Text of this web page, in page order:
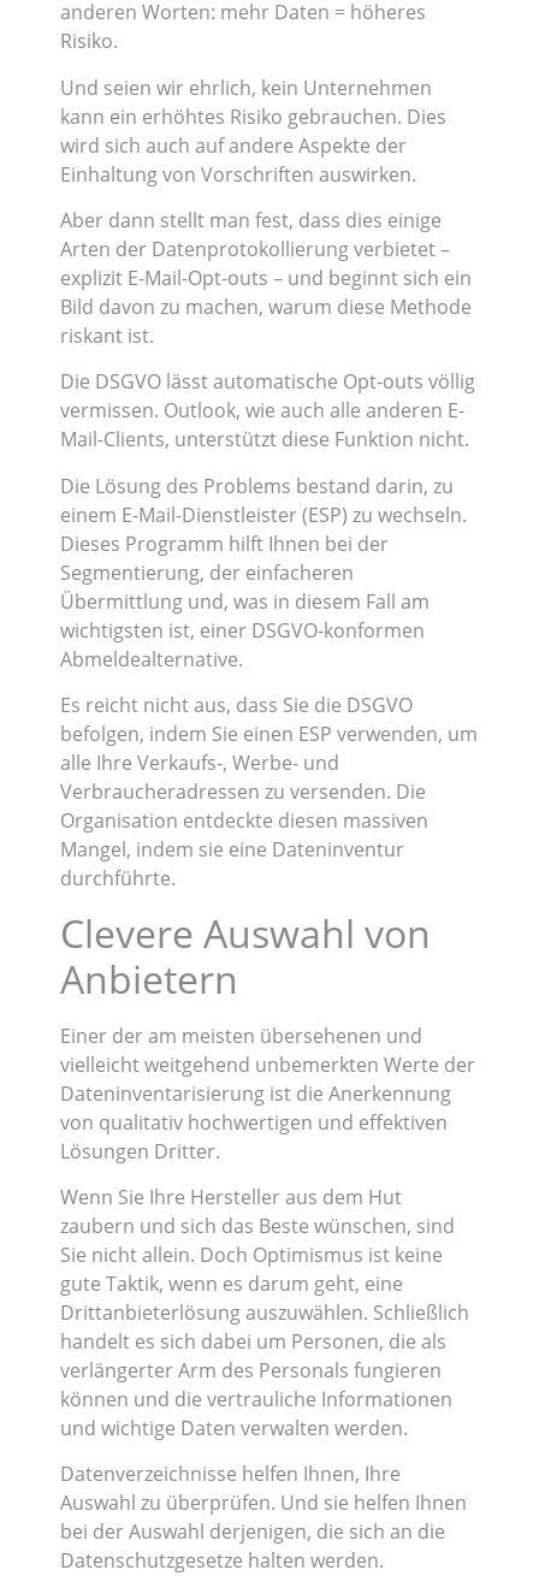
anderen Worten: mehr Daten = höheres
Risiko.
Und seien wir ehrlich, kein Unternehmen
kann ein erhöhtes Risiko gebrauchen. Dies
wird sich auch auf andere Aspekte der
Einhaltung von Vorschriften auswirken.
Aber dann stellt man fest, dass dies einige
Arten der Datenprotokollierung verbietet –
explizit E-Mail-Opt-outs – und beginnt sich ein
Bild davon zu machen, warum diese Methode
riskant ist.
Die DSGVO lässt automatische Opt-outs völlig
vermissen. Outlook, wie auch alle anderen E-
Mail-Clients, unterstützt diese Funktion nicht.
Die Lösung des Problems bestand darin, zu
einem E-Mail-Dienstleister (ESP) zu wechseln.
Dieses Programm hilft Ihnen bei der
Segmentierung, der einfacheren
Übermittlung und, was in diesem Fall am
wichtigsten ist, einer DSGVO-konformen
Abmeldealternative.
Es reicht nicht aus, dass Sie die DSGVO
befolgen, indem Sie einen ESP verwenden, um
alle Ihre Verkaufs-, Werbe- und
Verbraucheradressen zu versenden. Die
Organisation entdeckte diesen massiven
Mangel, indem sie eine Dateninventur
durchführte.
Clevere Auswahl von
Anbietern
Einer der am meisten übersehenen und
vielleicht weitgehend unbemerkten Werte der
Dateninventarisierung ist die Anerkennung
von qualitativ hochwertigen und effektiven
Lösungen Dritter.
Wenn Sie Ihre Hersteller aus dem Hut
zaubern und sich das Beste wünschen, sind
Sie nicht allein. Doch Optimismus ist keine
gute Taktik, wenn es darum geht, eine
Drittanbieterlösung auszuwählen. Schließlich
handelt es sich dabei um Personen, die als
verlängerter Arm des Personals fungieren
können und die vertrauliche Informationen
und wichtige Daten verwalten werden.
Datenverzeichnisse helfen Ihnen, Ihre
Auswahl zu überprüfen. Und sie helfen Ihnen
bei der Auswahl derjenigen, die sich an die
Datenschutzgesetze halten werden.